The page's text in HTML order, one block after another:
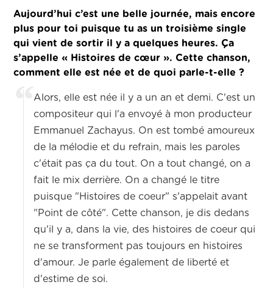
Aujourd’hui c’est une belle journée, mais encore
plus pour toi puisque tu as un troisième single
qui vient de sortir il y a quelques heures. Ça
s’appelle « Histoires de cœur ». Cette chanson,
comment elle est née et de quoi parle-t-elle ?
Alors, elle est née il y a un an et demi. C'est un
compositeur qui l'a envoyé à mon producteur
Emmanuel Zachayus. On est tombé amoureux
de la mélodie et du refrain, mais les paroles
c'était pas ça du tout. On a tout changé, on a
fait le mix derrière. On a changé le titre
puisque "Histoires de coeur" s'appelait avant
"Point de côté". Cette chanson, je dis dedans
qu'il y a, dans la vie, des histoires de coeur qui
ne se transforment pas toujours en histoires
d'amour. Je parle également de liberté et
d'estime de soi.